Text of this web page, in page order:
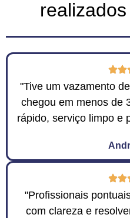
"Tive um vazamento
chegou em menos de
rápido, serviço limpo e
"Profissionais
com clareza e